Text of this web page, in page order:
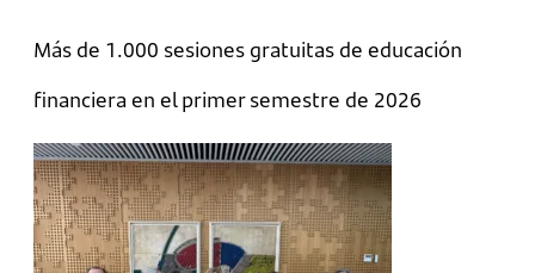
Más de 1.000 sesiones gratuitas de educación
financiera en el primer semestre de 2026